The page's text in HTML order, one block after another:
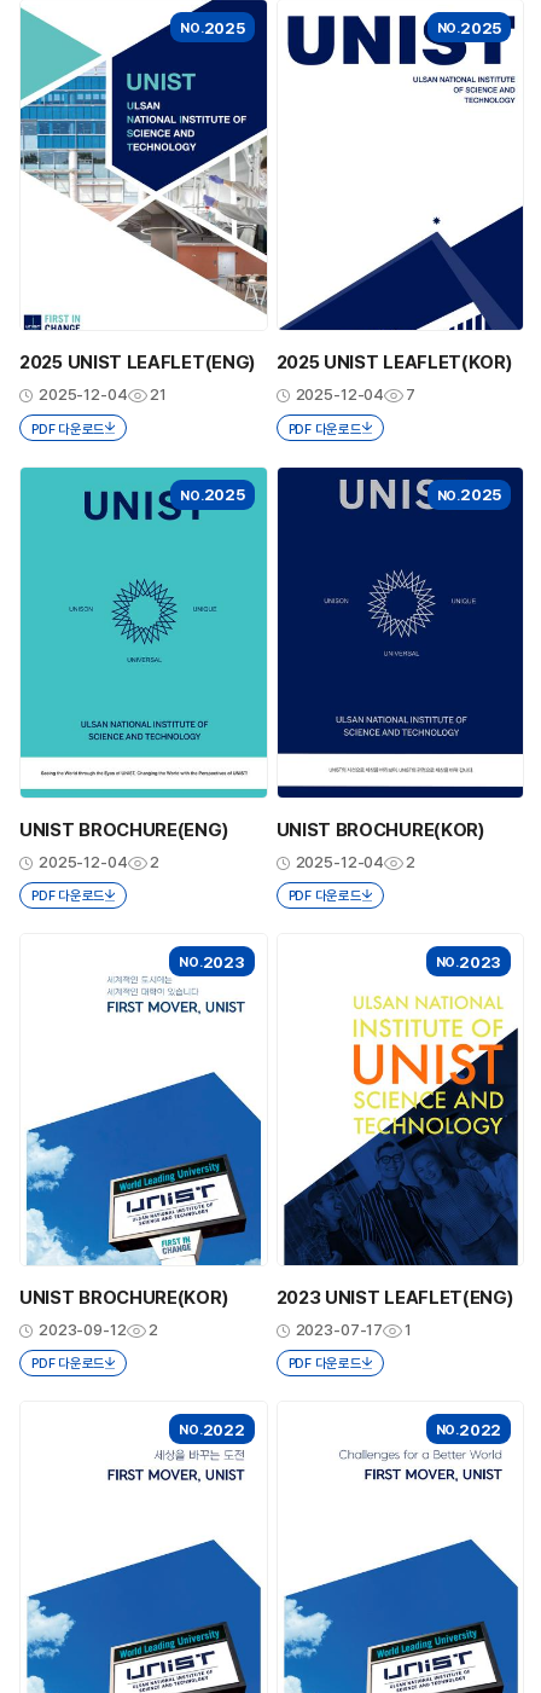
NO.2025
2025 UNIST LEAFLET(ENG)
2025-12-04 21
PDF 다운로드
NO.2025
2025 UNIST LEAFLET(KOR)
2025-12-04 7
PDF 다운로드
NO.2025
UNIST BROCHURE(ENG)
2025-12-04 2
PDF 다운로드
NO.2025
UNIST BROCHURE(KOR)
2025-12-04 2
PDF 다운로드
NO.2023
UNIST BROCHURE(KOR)
2023-09-12 2
PDF 다운로드
NO.2023
2023 UNIST LEAFLET(ENG)
2023-07-17 1
PDF 다운로드
NO.2022 NO.2022